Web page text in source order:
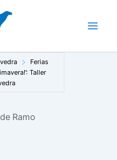
Ferias
Taller